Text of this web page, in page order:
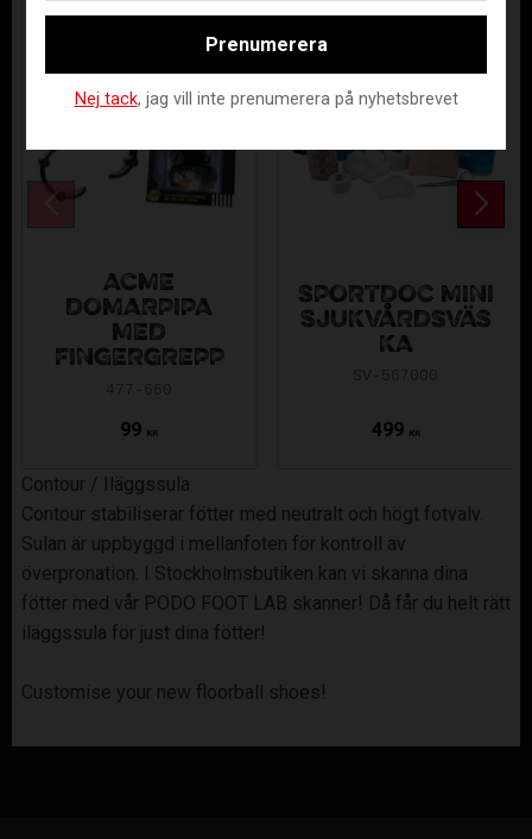
ACME
DOMARPIPA
MED
FINGERGREPP
99 KR
SPORTDOC MINI
SJUKVÅRDSVÄS
KA
499 KR
Contour / Iläggssula
Contour stabiliserar fötter med neutralt och högt fotvalv.
Sulan är uppbyggd i mellanfoten för kontroll av
överpronation. I Stockholmsbutiken kan vi skanna dina
fötter med vår PODO FOOT LAB skanner! Då får du helt rätt
iläggssula för just dina fötter!
Customise your new floorball shoes!
Prenumerera
Nej tack, jag vill inte prenumerera på nyhetsbrevet